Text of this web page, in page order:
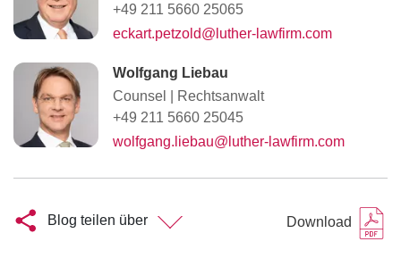
+49 211 5660 25065
eckart.petzold@luther-lawfirm.com
Wolfgang Liebau
Counsel
Rechtsanwalt
+49 211 5660 25045
wolfgang.liebau@luther-lawfirm.com
Blog teilen über Download